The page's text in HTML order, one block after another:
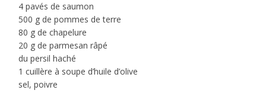
4 pavés de saumon
500 g de pommes de terre
80 g de chapelure
20 g de parmesan râpé
du persil haché
1 cuillère à soupe d’huile d’olive
sel, poivre